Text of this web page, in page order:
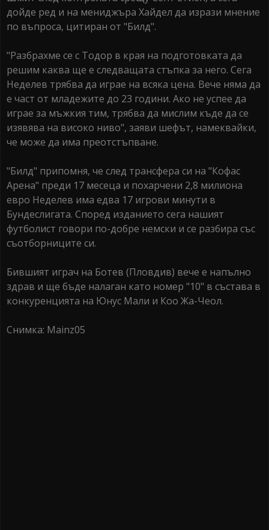
дойде ред и на мениджъра Хайдел да изрази мнение
по въпроса, цитиран от "Билд".
"Разбрахме се с Тодор в края на подготовката да
решим каква ще е следващата стъпка за него. Сега
Неделев трябва да играе на всяка цена. Вече няма да
е част от младежите до 23 години. Ако не успее да
играе за мъжкия тим, трябва да мислим къде да се
изявява на високо ниво", заяви шефът, намеквайки,
че може да има преотстъпване.
"Билд" припомня, че след трансфера си на "Кофас
Арена" преди 17 месеца и похарчени 2,8 милиона
евро Неделев има едва 17 игрови минути в
Бундеслигата. Според изданието сега нашият
футболист говори по-добре немски и се разбира със
съотборниците си.
Бившият играч на Ботев (Пловдив) вече е напълно
здрав и ще бъде налаган като номер "10" в състава в
конкуренцията на Юнус Мали и Коо Жа-Чеол.
Снимка: Mainz05